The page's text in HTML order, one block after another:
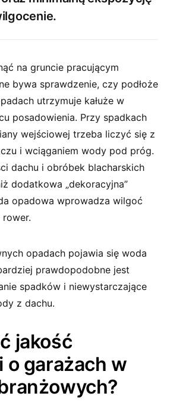
na gruncie pracującym
bywa sprawdzenie, czy podłoże
utrzymuje kałuże w
posadowienia. Przy spadkach
wejściowej trzeba liczyć się z
i wciąganiem wody pod próg.
dachu i obróbek blacharskich
dodatkowa „dekoracyjna”
opadowa wprowadza wilgoć
opadach pojawia się woda
prawdopodobne jest
spadków i niewystarczające
z dachu.
jakość
o garażach w